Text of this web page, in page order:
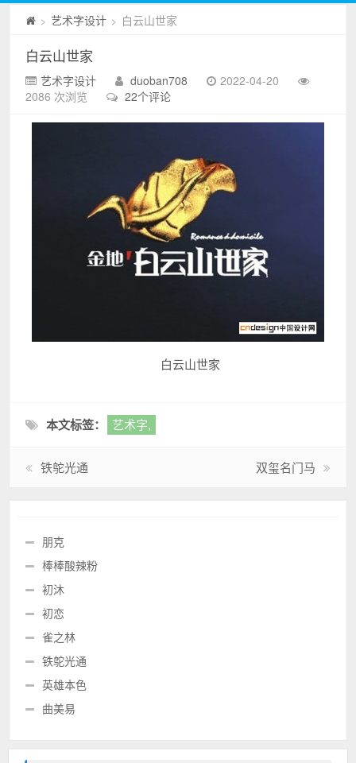
> 艺术字设计 > 白云山世家
白云山世家
艺术字设计 duoban708
2022-04-20
2086 次浏览
22个评论
白云山世家
本文标签： 艺术字,
铁鸵光通 双玺名门马
朋克
棒棒酸辣粉
初沐
初恋
雀之林
铁鸵光通
英雄本色
曲美易